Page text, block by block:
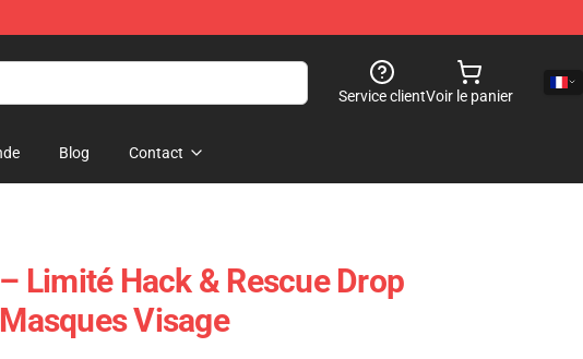
Service clientVoir le panier
Blog Contact
Limité Hack & Rescue Drop
Visage